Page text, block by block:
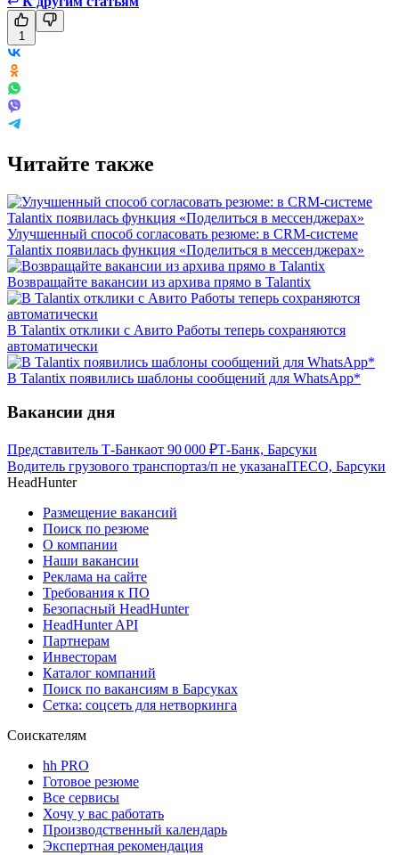
1
Читайте также
Улучшенный способ согласовать резюме: в CRM-системе
Talantix появилась функция «Поделиться в мессенджерах»
Возвращайте вакансии из архива прямо в Talantix
В Talantix отклики с Авито Работы теперь сохраняются
автоматически
В Talantix появились шаблоны сообщений для WhatsApp*
Вакансии дня
Представитель Т-Банкаот 90 000 ₽Т-Банк, Барсуки
Водитель грузового транспортаз/п не указанаITECO, Барсуки
HeadHunter
Размещение вакансий
Поиск по резюме
О компании
Наши вакансии
Реклама на сайте
Требования к ПО
Безопасный HeadHunter
HeadHunter API
Партнерам
Инвесторам
Каталог компаний
Поиск по вакансиям в Барсуках
Сетка: соцсеть для нетворкинга
Соискателям
hh PRO
Готовое резюме
Все сервисы
Хочу у вас работать
Производственный календарь
Экспертная рекомендация